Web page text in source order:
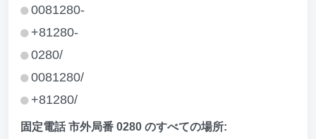
0081280-
+81280-
0280/
0081280/
+81280/
固定電話 市外局番 0280 のすべての場所: